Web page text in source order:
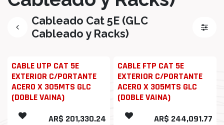
Cableado Cat 5E (GLC
Cableado y Racks)
CABLE UTP CAT 5E
EXTERIOR C/PORTANTE
ACERO X 305MTS GLC
(DOBLE VAINA)
AR$ 201,330.24
CABLE FTP CAT 5E
EXTERIOR C/PORTANTE
ACERO X 305MTS GLC
(DOBLE VAINA)
AR$ 244,091.77